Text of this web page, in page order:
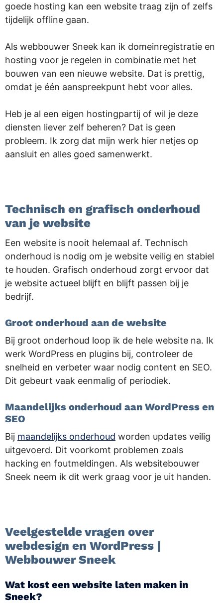
goede hosting kan een website traag zijn of zelfs
tijdelijk offline gaan.
Als webbouwer Sneek kan ik domeinregistratie en
hosting voor je regelen in combinatie met het
bouwen van een nieuwe website. Dat is prettig,
omdat je één aanspreekpunt hebt voor alles.
Heb je al een eigen hostingpartij of wil je deze
diensten liever zelf beheren? Dat is geen
probleem. Ik zorg dat mijn werk hier netjes op
aansluit en alles goed samenwerkt.
Technisch en grafisch onderhoud
van je website
Een website is nooit helemaal af. Technisch
onderhoud is nodig om je website veilig en stabiel
te houden. Grafisch onderhoud zorgt ervoor dat
je website actueel blijft en blijft passen bij je
bedrijf.
Groot onderhoud aan de website
Bij groot onderhoud loop ik de hele website na. Ik
werk WordPress en plugins bij, controleer de
snelheid en verbeter waar nodig content en SEO.
Dit gebeurt vaak eenmalig of periodiek.
Maandelijks onderhoud aan WordPress en
SEO
Bij maandelijks onderhoud worden updates veilig
uitgevoerd. Dit voorkomt problemen zoals
hacking en foutmeldingen. Als websitebouwer
Sneek neem ik dit werk graag voor je uit handen.
Veelgestelde vragen over
webdesign en WordPress |
Webbouwer Sneek
Wat kost een website laten maken in
Sneek?